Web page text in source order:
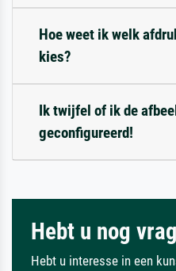
Hoe weet ik welk
kies?
Ik twijfel of ik de
geconfigureerd!
Hebt u nog
Hebt u interesse in een